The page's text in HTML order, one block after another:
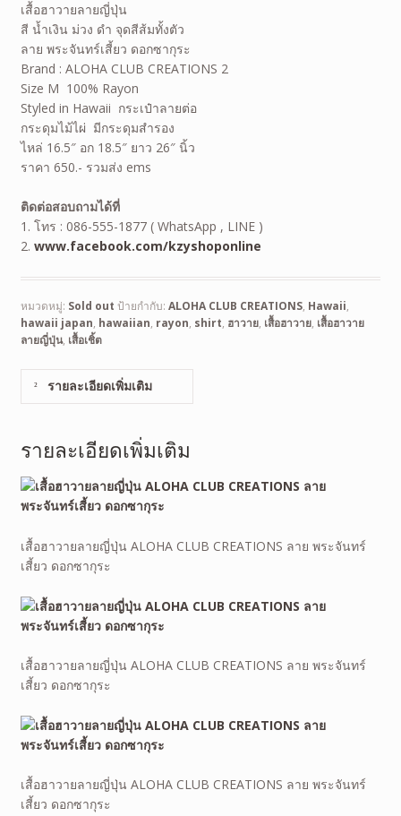
เสื้อฮาวายลายญี่ปุ่น
สี น้ำเงิน ม่วง ดำ จุดสีส้มทั้งตัว
ลาย พระจันทร์เสี้ยว ดอกซากุระ
Brand : ALOHA CLUB CREATIONS 2
Size M 100% Rayon
Styled in Hawaii กระเป๋าลายต่อ
กระดุมไม้ไผ่ มีกระดุมสำรอง
ไหล่ 16.5″ อก 18.5″ ยาว 26″ นิ้ว
ราคา 650.- รวมส่ง ems
ติดต่อสอบถามได้ที่
1. โทร : 086-555-1877 ( WhatsApp , LINE )
2. www.facebook.com/kzyshoponline
หมวดหมู่: Sold out ป้ายกำกับ: ALOHA CLUB CREATIONS, Hawaii,
hawaii japan, hawaiian, rayon, shirt, ฮาวาย, เสื้อฮาวาย, เสื้อฮาวาย
ลายญี่ปุ่น, เสื้อเชิ้ต
รายละเอียดเพิ่มเติม
รายละเอียดเพิ่มเติม
เสื้อฮาวายลายญี่ปุ่น ALOHA CLUB CREATIONS ลาย พระจันทร์
เสี้ยว ดอกซากุระ
เสื้อฮาวายลายญี่ปุ่น ALOHA CLUB CREATIONS ลาย พระจันทร์
เสี้ยว ดอกซากุระ
เสื้อฮาวายลายญี่ปุ่น ALOHA CLUB CREATIONS ลาย พระจันทร์
เสี้ยว ดอกซากุระ